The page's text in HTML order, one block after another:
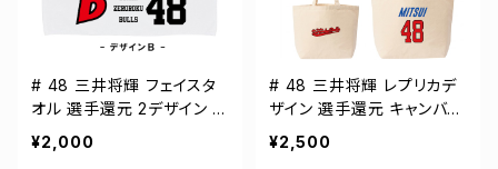
# 48 三井将輝 フェイスタ
オル 選手還元 2デザイン F
T0144
¥2,000
# 48 三井将輝 レプリカデ
ザイン 選手還元 キャンバス
トートバッグ 2カラー MLサ
イズ 000778
¥2,500